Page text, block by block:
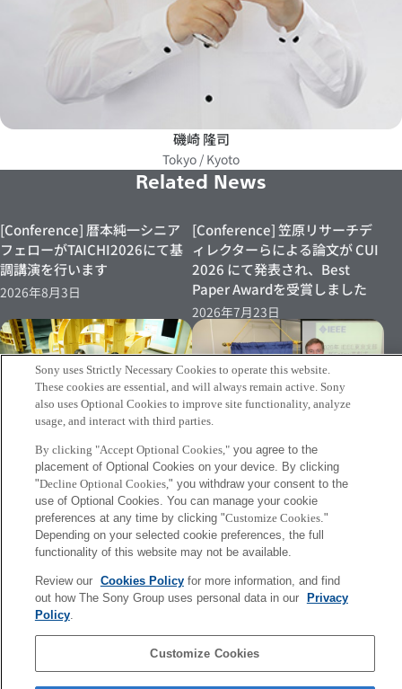
磯崎 隆司
Tokyo / Kyoto
Related News
[Conference] 暦本純一シニア
フェローがTAICHI2026にて基
調講演を行います
2026年8月3日
[Conference] 笠原リサーチデ
ィレクターらによる論文が CUI
2026 にて発表され、Best
Paper Awardを受賞しました
2026年7月23日
[Event 07/15～]笠原リサーチ
ディレクターの実証実験が日本
科学未来館にて再度実施されま
2026年7月8日
[Info] フランク・ニールセン研
究員がIEEE 2026年新Fellowと
して東京支部の表彰式にて表彰
されました
2026年7月6日
More
ご利用条件 プライバシーポリシー
Sony uses Strictly Necessary Cookies to operate this website.
These cookies are essential, and will always remain active. Sony
also uses Optional Cookies to improve site functionality, analyze
usage, and interact with third parties.
By clicking "Accept Optional Cookies,"you agree to the
placement of Optional Cookies on your device. By clicking
"Decline Optional Cookies," you withdraw your consent to the
use of Optional Cookies. You can manage your cookie
preferences at any time by clicking "Customize Cookies."
Depending on your selected cookie preferences, the full
functionality of this website may not be available.
Review our Cookies Policyfor more information, and find
out how The Sony Group uses personal data in our
Privacy
Policy.
Customize Cookies